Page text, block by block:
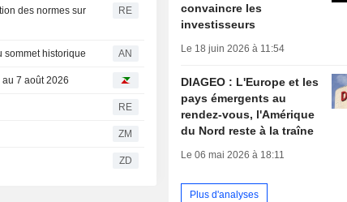
des normes sur
RE
sommet historique AN
7 août 2026
RE
ZM
ZD
convaincre les
investisseurs
Le 18 juin 2026 à 11:54
DIAGEO : L'Europe et les
pays émergents au
rendez-vous, l'Amérique
du Nord reste à la traîne
Le 06 mai 2026 à 18:11
Plus d'analyses